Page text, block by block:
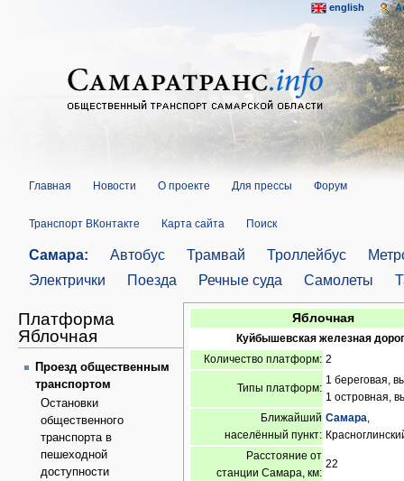
Главная Новости О проекте Для прессы Форум
Транспорт ВКонтакте Карта сайта Поиск
Самара: Автобус Трамвай Троллейбус
Электрички
Поезда Речные суда Самолеты
Яблочная
Куйбышевская железная
Количество платформ: 2
Типы платформ:
1 береговая,
1 островная,
Ближайший
населённый пункт:
Самара,
Расстояние от
станции Самара, км:
22
Платформа
Яблочная
Проезд общественным
транспортом
Остановки
общественного
транспорта в
пешеходной
доступности
english